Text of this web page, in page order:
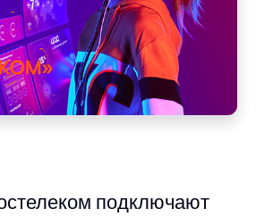
подключают